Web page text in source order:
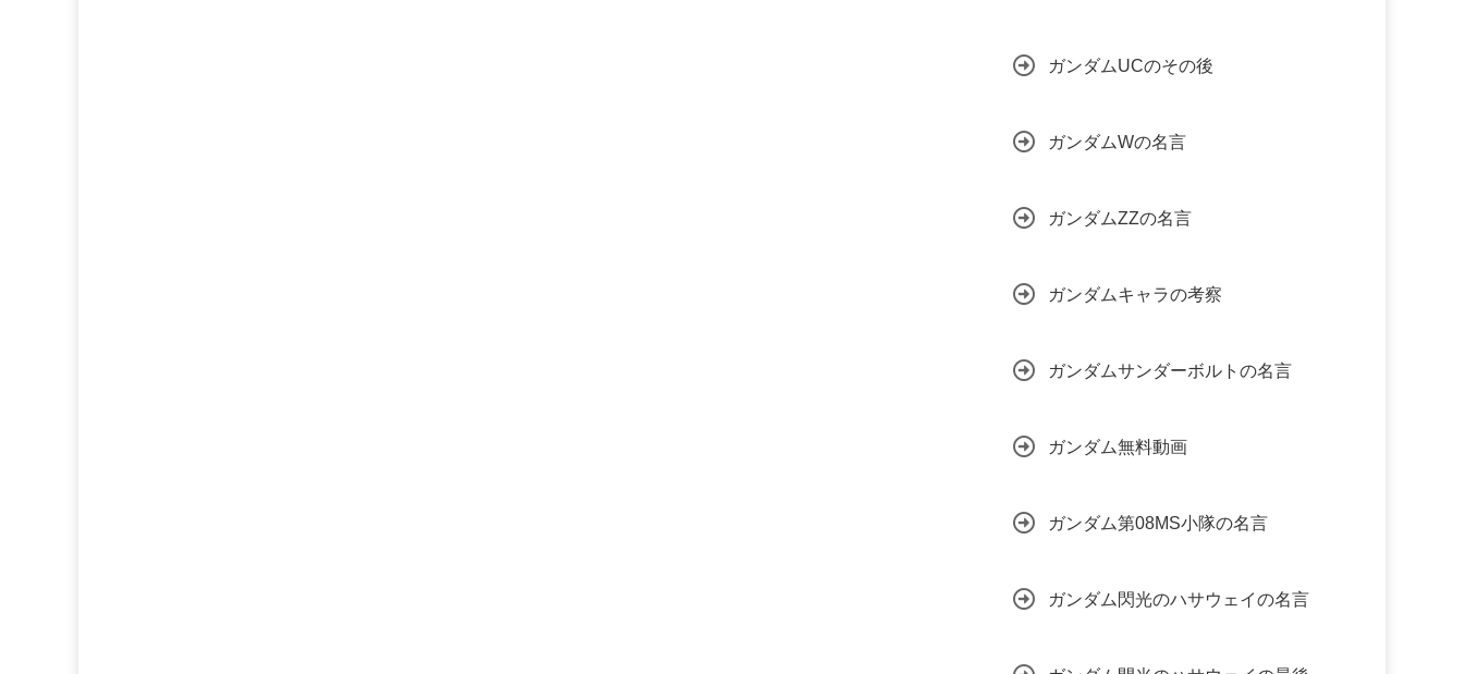
ガンダムUCのその後
ガンダムWの名言
ガンダムZZの名言
ガンダムキャラの考察
ガンダムサンダーボルトの名言
ガンダム無料動画
ガンダム第08MS小隊の名言
ガンダム閃光のハサウェイの名言